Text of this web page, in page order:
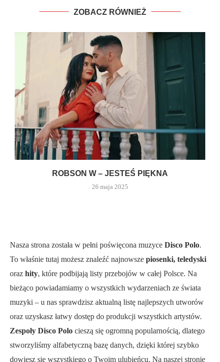
ZOBACZ RÓWNIEŻ
ROBSON W – JESTEŚ PIĘKNA
26 maja 2025
Nasza strona została w pełni poświęcona muzyce Disco Polo.
To właśnie tutaj możesz znaleźć najnowsze piosenki, teledyski
oraz hity, które podbijają listy przebojów w całej Polsce. Na
bieżąco powiadamiamy o wszystkich wydarzeniach ze świata
muzyki – u nas sprawdzisz aktualną listę najlepszych utworów
oraz uzyskasz łatwy dostęp do produkcji wszystkich artystów.
Zespoły Disco Polo cieszą się ogromną popularnością, dlatego
stworzyliśmy alfabetyczną bazę danych, dzięki której szybko
dowiesz się wszystkiego o Twoim ulubieńcu. Na naszej stronie